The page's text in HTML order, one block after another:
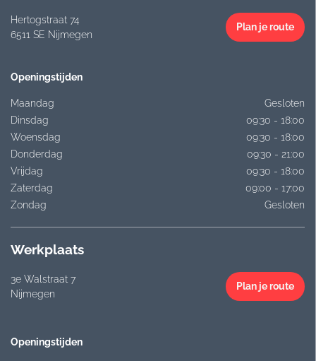
Hertogstraat 74
6511 SE Nijmegen
Plan je route
Openingstijden
Maandag
Gesloten
Dinsdag
09:30 - 18:00
Woensdag
09:30 - 18:00
Donderdag
09:30 - 21:00
Vrijdag
09:30 - 18:00
Zaterdag
09:00 - 17:00
Zondag
Gesloten
Werkplaats
3e Walstraat 7
Nijmegen
Plan je route
Openingstijden